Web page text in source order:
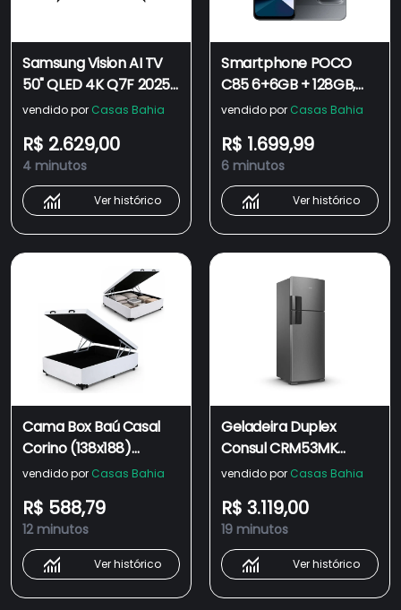
Samsung Vision AI TV
50" QLED 4K Q7F 2025,
Pontos Quânticos,
Art Store, Alexa
vendido por Casas Bahia
R$ 2.629,00
4 minutos
Ver histórico
Smartphone POCO
C85 6+6GB + 128GB,
Preto
vendido por Casas Bahia
R$ 1.699,99
6 minutos
Ver histórico
Cama Box Baú Casal
Corino (138x188)
Reforçada - Branco
vendido por Casas Bahia
R$ 588,79
12 minutos
Ver histórico
Geladeira Duplex
Consul CRM53MK
Inverter 455L Frost
vendido por Casas Bahia
R$ 3.119,00
19 minutos
Ver histórico